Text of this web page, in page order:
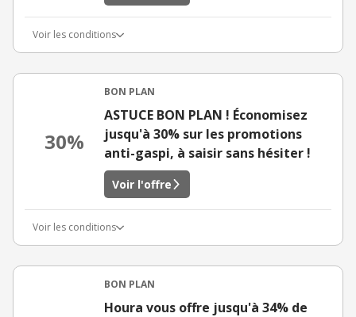
Voir les conditions
30%
BON PLAN
ASTUCE BON PLAN ! Économisez
jusqu'à 30% sur les promotions
anti-gaspi, à saisir sans hésiter !
Voir l'offre
Voir les conditions
BON PLAN
Houra vous offre jusqu'à 34% de